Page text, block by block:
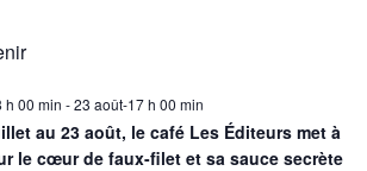
h 00 min -23 août-17 h 00 min
au 23 août, le café Les Éditeurs met à
le cœur de faux-filet et sa sauce secrète